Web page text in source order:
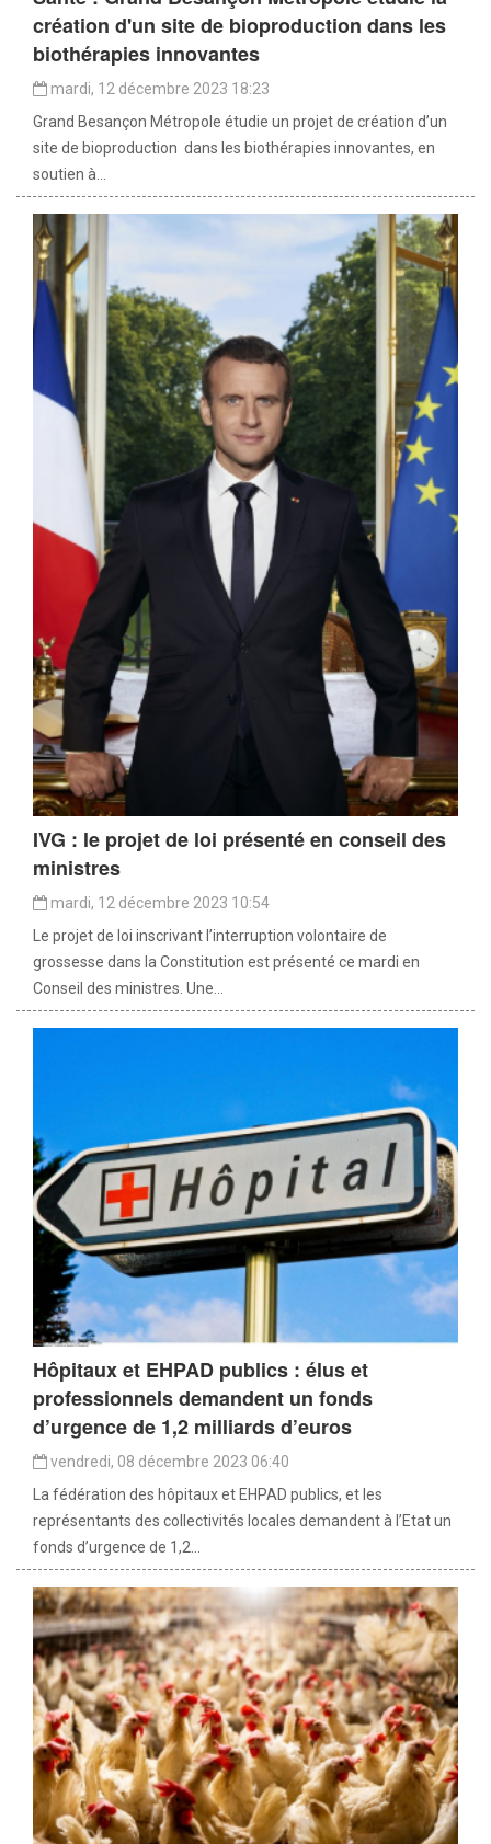
création d'un site de bioproduction dans les
biothérapies innovantes
mardi, 12 décembre 2023 18:23
Grand Besançon Métropole étudie un projet de création d’un
site de bioproduction dans les biothérapies innovantes, en
soutien à...
IVG : le projet de loi présenté en conseil des
ministres
mardi, 12 décembre 2023 10:54
Le projet de loi inscrivant l’interruption volontaire de
grossesse dans la Constitution est présenté ce mardi en
Conseil des ministres. Une...
Hôpitaux et EHPAD publics : élus et
professionnels demandent un fonds
d’urgence de 1,2 milliards d’euros
vendredi, 08 décembre 2023 06:40
La fédération des hôpitaux et EHPAD publics, et les
représentants des collectivités locales demandent à l’Etat un
fonds d’urgence de 1,2...